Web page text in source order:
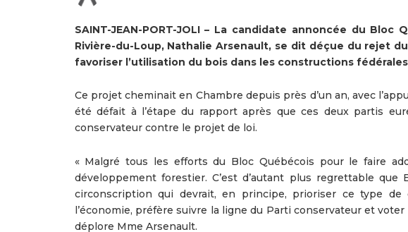
SAINT-JEAN-PORT-JOLI – La candidate annoncée du Bloc
Rivière-du-Loup, Nathalie Arsenault, se dit déçue du rejet
favoriser l’utilisation du bois dans les constructions
Ce projet cheminait en Chambre depuis près d’un an, avec
été défait à l’étape du rapport après que ces deux partis
conservateur contre le projet de loi.
« Malgré tous les efforts du Bloc Québécois pour le faire
développement forestier. C’est d’autant plus regrettable
circonscription qui devrait, en principe, prioriser ce type
l’économie, préfère suivre la ligne du Parti conservateur et
déplore Mme Arsenault.